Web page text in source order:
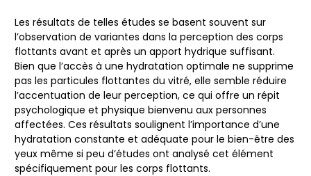
Les résultats de telles études se basent souvent sur
l’observation de variantes dans la perception des corps
flottants avant et après un apport hydrique suffisant.
Bien que l’accès à une hydratation optimale ne supprime
pas les particules flottantes du vitré, elle semble réduire
l’accentuation de leur perception, ce qui offre un répit
psychologique et physique bienvenu aux personnes
affectées. Ces résultats soulignent l’importance d’une
hydratation constante et adéquate pour le bien-être des
yeux même si peu d’études ont analysé cet élément
spécifiquement pour les corps flottants.